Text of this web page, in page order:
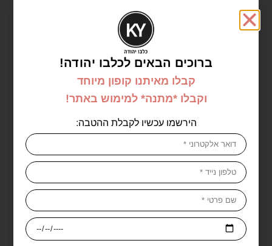
נאוטיקה קלאסיק לגבר 100 מל
אדט – Nautica For Men 100
ML E.D.T
₪99.00
הוספה לסל
Sport For Men 100 ML E.D.T
₪99.00
מידע נוסף
ברוכים הבאים לכלבו יהודה!
קבלו מאיתנו קופון מיוחד
וקבלו *מתנה* למימוש באתר!
הירשמו עכשיו לקבלת ההטבה: